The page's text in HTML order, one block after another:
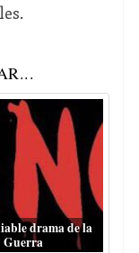
drama de la
Guerra